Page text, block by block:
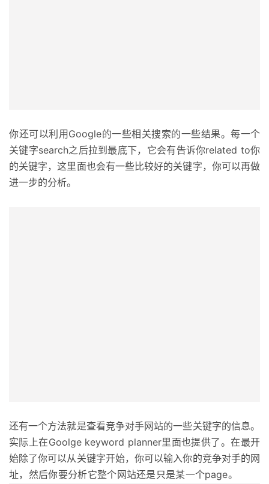
你还可以利用Google的一些相关搜索的一些结果。每一个
关键字search之后拉到最底下，它会有告诉你related to你
的关键字，这里面也会有一些比较好的关键字，你可以再做
进一步的分析。
还有一个方法就是查看竞争对手网站的一些关键字的信息。
实际上在Goolge keyword planner里面也提供了。在最开
始除了你可以从关键字开始，你可以输入你的竞争对手的网
址，然后你要分析它整个网站还是只是某一个page。